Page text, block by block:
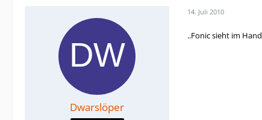
Dwarslöper
14. Juli 2010
..Fonic sieht im